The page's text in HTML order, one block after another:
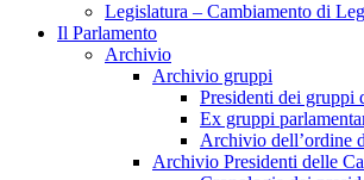
Legislatura – Cambiamento di
Il Parlamento
Archivio
Archivio gruppi
Presidenti dei gruppi
Ex gruppi
Archivio dell’ordine
Archivio Presidenti delle